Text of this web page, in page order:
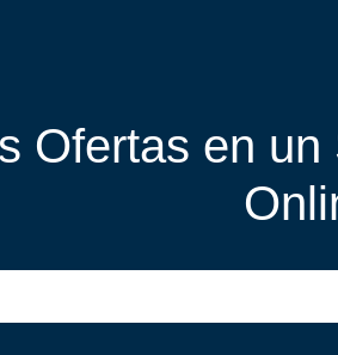
Ofertas en